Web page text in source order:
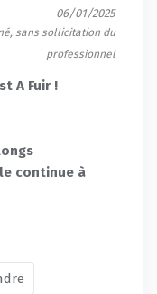
06/01/2025
sans sollicitation du
professionnel
A Fuir !
continue à